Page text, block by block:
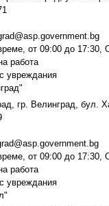
от 09:00 до
работа
увреждания
гр. Велинград, бул.
от 09:00 до
работа
увреждания